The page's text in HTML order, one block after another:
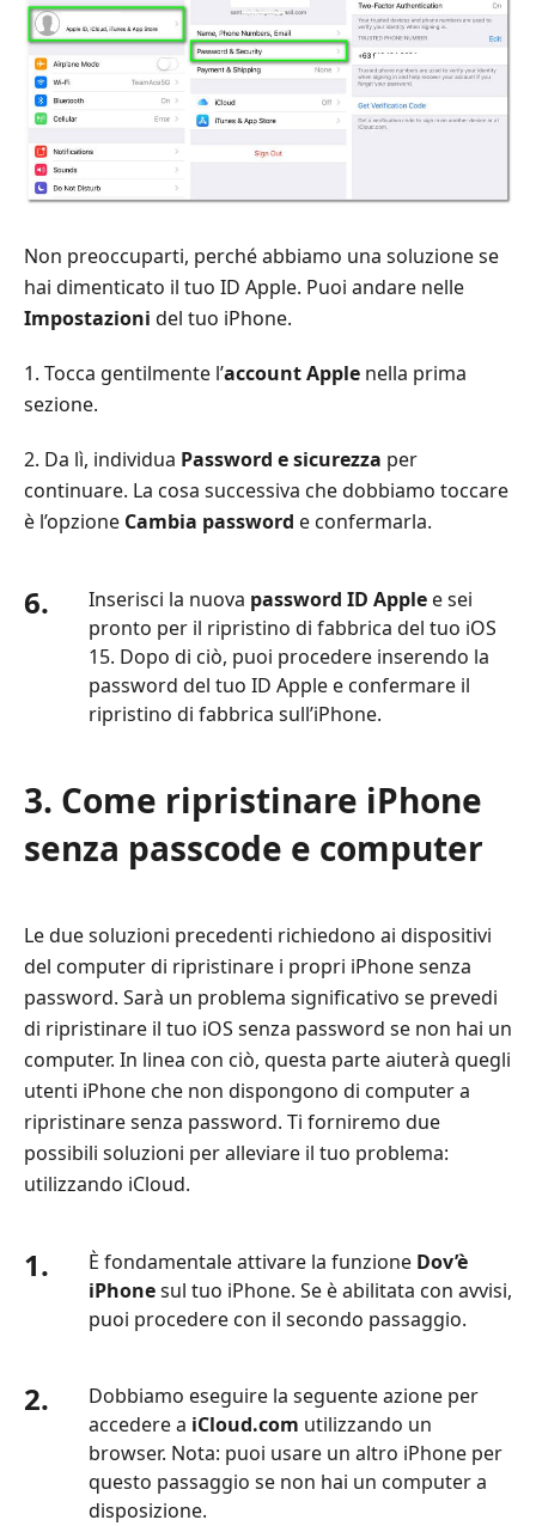
Non preoccuparti, perché abbiamo una soluzione se
hai dimenticato il tuo ID Apple. Puoi andare nelle
Impostazioni del tuo iPhone.
1. Tocca gentilmente l’account Apple nella prima
sezione.
2. Da lì, individua Password e sicurezza per
continuare. La cosa successiva che dobbiamo toccare
è l’opzione Cambia password e confermarla.
6. Inserisci la nuova password ID Apple e sei
pronto per il ripristino di fabbrica del tuo iOS
15. Dopo di ciò, puoi procedere inserendo la
password del tuo ID Apple e confermare il
ripristino di fabbrica sull’iPhone.
3. Come ripristinare iPhone
senza passcode e computer
Le due soluzioni precedenti richiedono ai dispositivi
del computer di ripristinare i propri iPhone senza
password. Sarà un problema significativo se prevedi
di ripristinare il tuo iOS senza password se non hai un
computer. In linea con ciò, questa parte aiuterà quegli
utenti iPhone che non dispongono di computer a
ripristinare senza password. Ti forniremo due
possibili soluzioni per alleviare il tuo problema:
utilizzando iCloud.
1. È fondamentale attivare la funzione Dov’è
iPhonesul tuo iPhone. Se è abilitata con avvisi,
puoi procedere con il secondo passaggio.
2.
Dobbiamo eseguire la seguente azione per
accedere a iCloud.com utilizzando un
browser. Nota: puoi usare un altro iPhone per
questo passaggio se non hai un computer a
disposizione.